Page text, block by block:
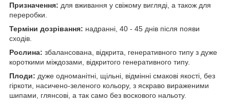
Призначення: для вживання у свіжому вигляді, а також для
переробки.
Терміни дозрівання: надранні, 40 - 45 днів після появи
сходів.
Рослина: збалансована, відкрита, генеративного типу з дуже
короткими міждозами, відкритого генеративного типу.
Плоди: дуже одноманітні, щільні, відмінні смакові якості, без
гіркоти, насичено-зеленого кольору, з яскраво вираженими
шипами, глянсові, а так само без воскового нальоту.